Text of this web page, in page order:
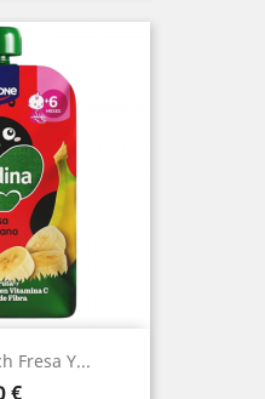
Fresa Y...
€